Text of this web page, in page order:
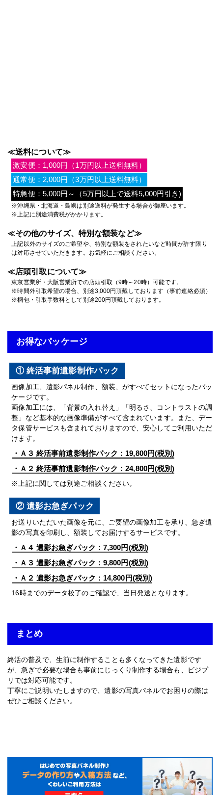
≪送料について≫
激安便：1,000円（1万円以上送料無料）
通常便：2,000円（3万円以上送料無料）
特急便：5,000円～（5万円以上で送料5,000円引き)
※沖縄県・北海道・島嶼は別途送料が発生する場合が御座います。
※上記に別途消費税がかかります。
≪その他のサイズ、特別な額装など≫
上記以外のサイズのご希望や、特別な額装をされたいなど時間が許す限り
は対応させていただきます。お気軽にご相談ください。
≪店頭引取について≫
東京営業所・大阪営業所での店頭引取（9時～20時）可能です。
※時間外引取希望の場合、別途3,000円頂戴しております（事前連絡必須）
※梱包・引取手数料として別途200円頂戴しております。
お得なパッケージ
① 終活事前遺影制作パック
画像加工、遺影パネル制作、額装、がすべてセットになったパッ
ケージです。
画像加工には、「背景の入れ替え」「明るさ、コントラストの調
整」など基本的な画像準備がすべて含まれています。また、デー
タ保管サービスも含まれておりますので、安心してご利用いただ
けます。
・Ａ３ 終活事前遺影制作パック：19,800円(税別)
・Ａ２ 終活事前遺影制作パック：24,800円(税別)
※上記に関しては別途ご相談ください。
② 遺影お急ぎパック
お送りいただいた画像を元に、ご要望の画像加工を承り、急ぎ遺
影の写真を印刷し、額装してお届けするサービスです。
・Ａ４ 遺影お急ぎパック：7,300円(税別)
・Ａ３ 遺影お急ぎパック：9,800円(税別)
・Ａ２ 遺影お急ぎパック：14,800円(税別)
16時までのデータ校了のご確認で、当日発送となります。
まとめ
終活の普及で、生前に制作することも多くなってきた遺影です
が、急ぎで必要な場合も事前にじっくり制作する場合も、ビジプ
リでは対応可能です。
丁寧にご説明いたしますので、遺影の写真パネルでお困りの際は
ぜひご相談ください。